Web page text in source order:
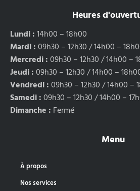
Heures
Lundi :14h00 – 18h00
Mardi :09h30 – 12h30 / 14h00 –
Mercredi :09h30 – 12h30 / 14h00 –
Jeudi :09h30 – 12h30 / 14h00 –
Vendredi :09h30 – 12h30 / 14h00 –
Samedi :09h30 – 12h30 / 14h00 –
Dimanche : Fermé
Menu
À propos
Nos services